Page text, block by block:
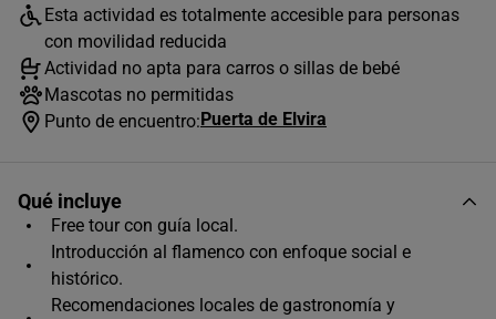
AGOSTO 2026
L
M X J
17
18 19 20 21
24
25 26 27 28 29
30
31
Esta actividad es totalmente accesible para personas
con movilidad reducida
Actividad no apta para carros o sillas de bebé
Mascotas no permitidas
Punto de encuentro:Puerta de Elvira
Qué incluye
Free tour con guía local.
Introducción al flamenco con enfoque social e
histórico.
Recomendaciones locales de gastronomía y